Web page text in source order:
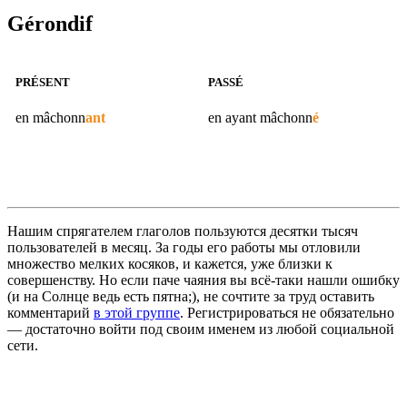
Gérondif
PRÉSENT
en mâchonnant
PASSÉ
en ayant mâchonné
Нашим спрягателем глаголов пользуются десятки тысяч
пользователей в месяц. За годы его работы мы отловили
множество мелких косяков, и кажется, уже близки к
совершенству. Но если паче чаяния вы всё-таки нашли ошибку
(и на Солнце ведь есть пятна;), не сочтите за труд оставить
комментарий в этой группе. Регистрироваться не обязательно
— достаточно войти под своим именем из любой социальной
сети.